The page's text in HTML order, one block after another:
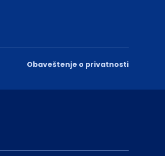
Obaveštenje o privatnosti